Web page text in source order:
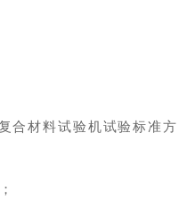
合材料试验机试验标准方
；